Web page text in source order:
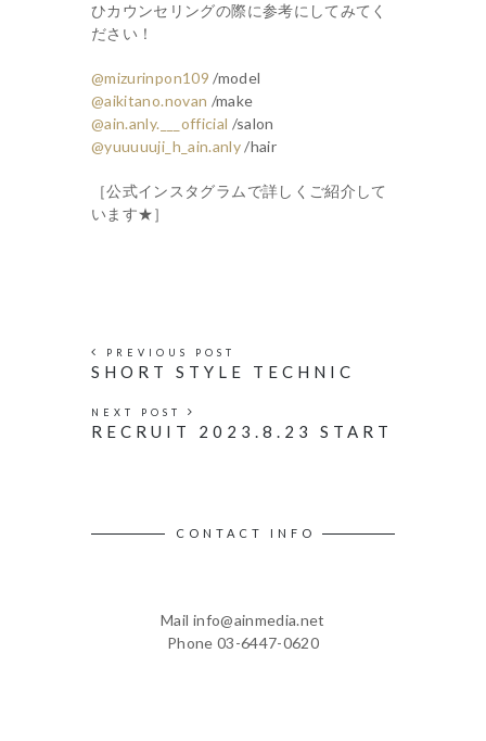
ひカウンセリングの際に参考にしてみてく
ださい！
@mizurinpon109 /model
@aikitano.novan /make
@ain.anly.___official /salon
@yuuuuuji_h_ain.anly/hair
［公式インスタグラムで詳しくご紹介して
います★］
PREVIOUS POST
SHORT STYLE TECHNIC
NEXT POST
RECRUIT 2023.8.23 START
CONTACT INFO
Mail info@ainmedia.net
Phone 03-6447-0620